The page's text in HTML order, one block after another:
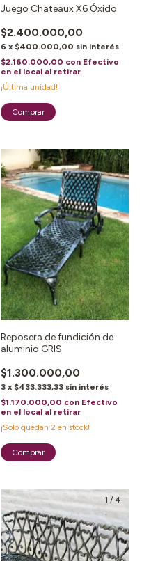
Juego Chateaux X6 Óxido
$2.400.000,00
6 x $400.000,00 sin interés
$2.160.000,00 con Efectivo
en el local al retirar
¡Última unidad!
1 /2
Reposera de fundición de
aluminio GRIS
$1.300.000,00
3 x $433.333,33 sin interés
$1.170.000,00 con Efectivo
en el local al retirar
¡Solo quedan 2 en stock!
1 / 4